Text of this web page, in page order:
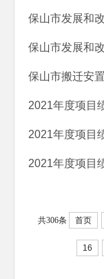
共306条 首页
16